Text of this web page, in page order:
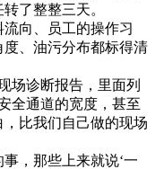
了整整三天。
向、员工的操作习
、油污分布都标得清
场诊断报告，里面列
全通道的宽度，甚至
比我们自己做的现场
，那些上来就说‘一